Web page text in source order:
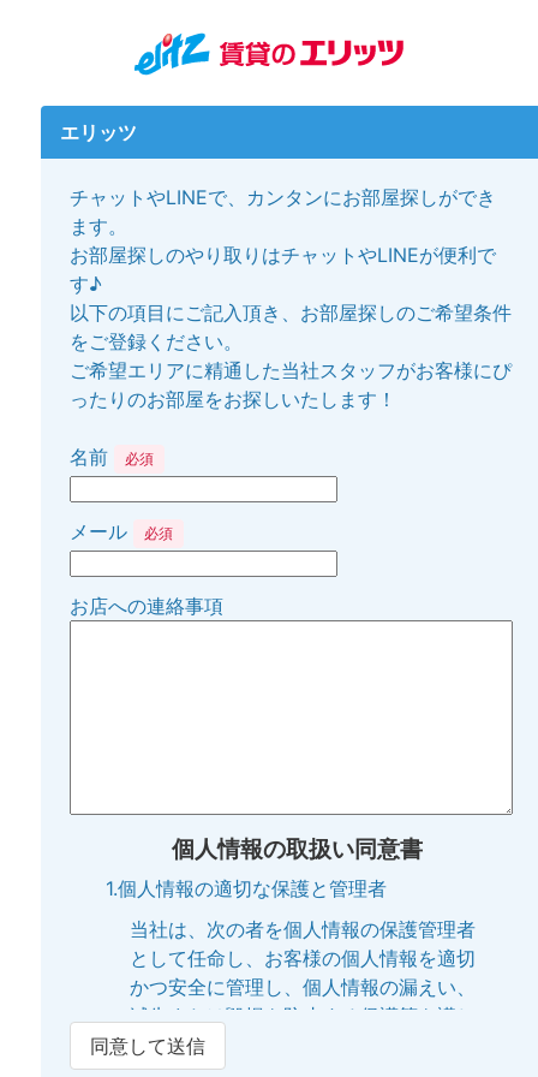
エリッツ
チャットやLINEで、カンタンにお部屋探しができ
ます。
お部屋探しのやり取りはチャットやLINEが便利で
す♪
以下の項目にご記入頂き、お部屋探しのご希望条件
をご登録ください。
ご希望エリアに精通した当社スタッフがお客様にぴ
ったりのお部屋をお探しいたします！
名前 必須
メール 必須
お店への連絡事項
個人情報の取扱い同意書
1.個人情報の適切な保護と管理者
当社は、次の者を個人情報の保護管理者
として任命し、お客様の個人情報を適切
かつ安全に管理し、個人情報の漏えい、
滅失または毀損を防止する保護策を講じ
ています。
同意して送信